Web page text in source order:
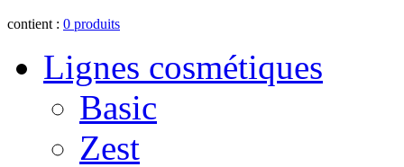
contient : 0 produits
Lignes cosmétiques
Basic
Zest